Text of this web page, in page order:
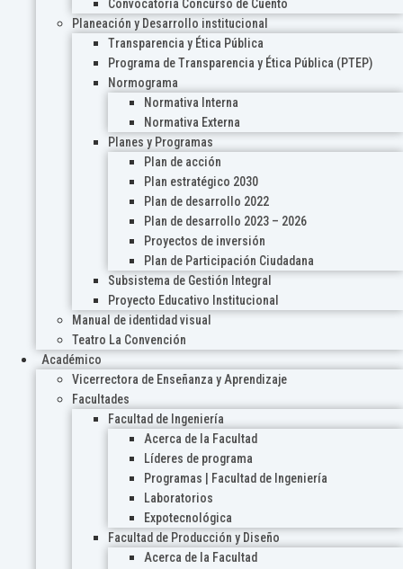
Convocatoria Concurso de Cuento
Planeación y Desarrollo institucional
Transparencia y Ética Pública
Programa de Transparencia y Ética Pública (PTEP)
Normograma
Normativa Interna
Normativa Externa
Planes y Programas
Plan de acción
Plan estratégico 2030
Plan de desarrollo 2022
Plan de desarrollo 2023 – 2026
Proyectos de inversión
Plan de Participación Ciudadana
Subsistema de Gestión Integral
Proyecto Educativo Institucional
Manual de identidad visual
Teatro La Convención
Académico
Vicerrectora de Enseñanza y Aprendizaje
Facultades
Facultad de Ingeniería
Acerca de la Facultad
Líderes de programa
Programas | Facultad de Ingeniería
Laboratorios
Expotecnológica
Facultad de Producción y Diseño
Acerca de la Facultad